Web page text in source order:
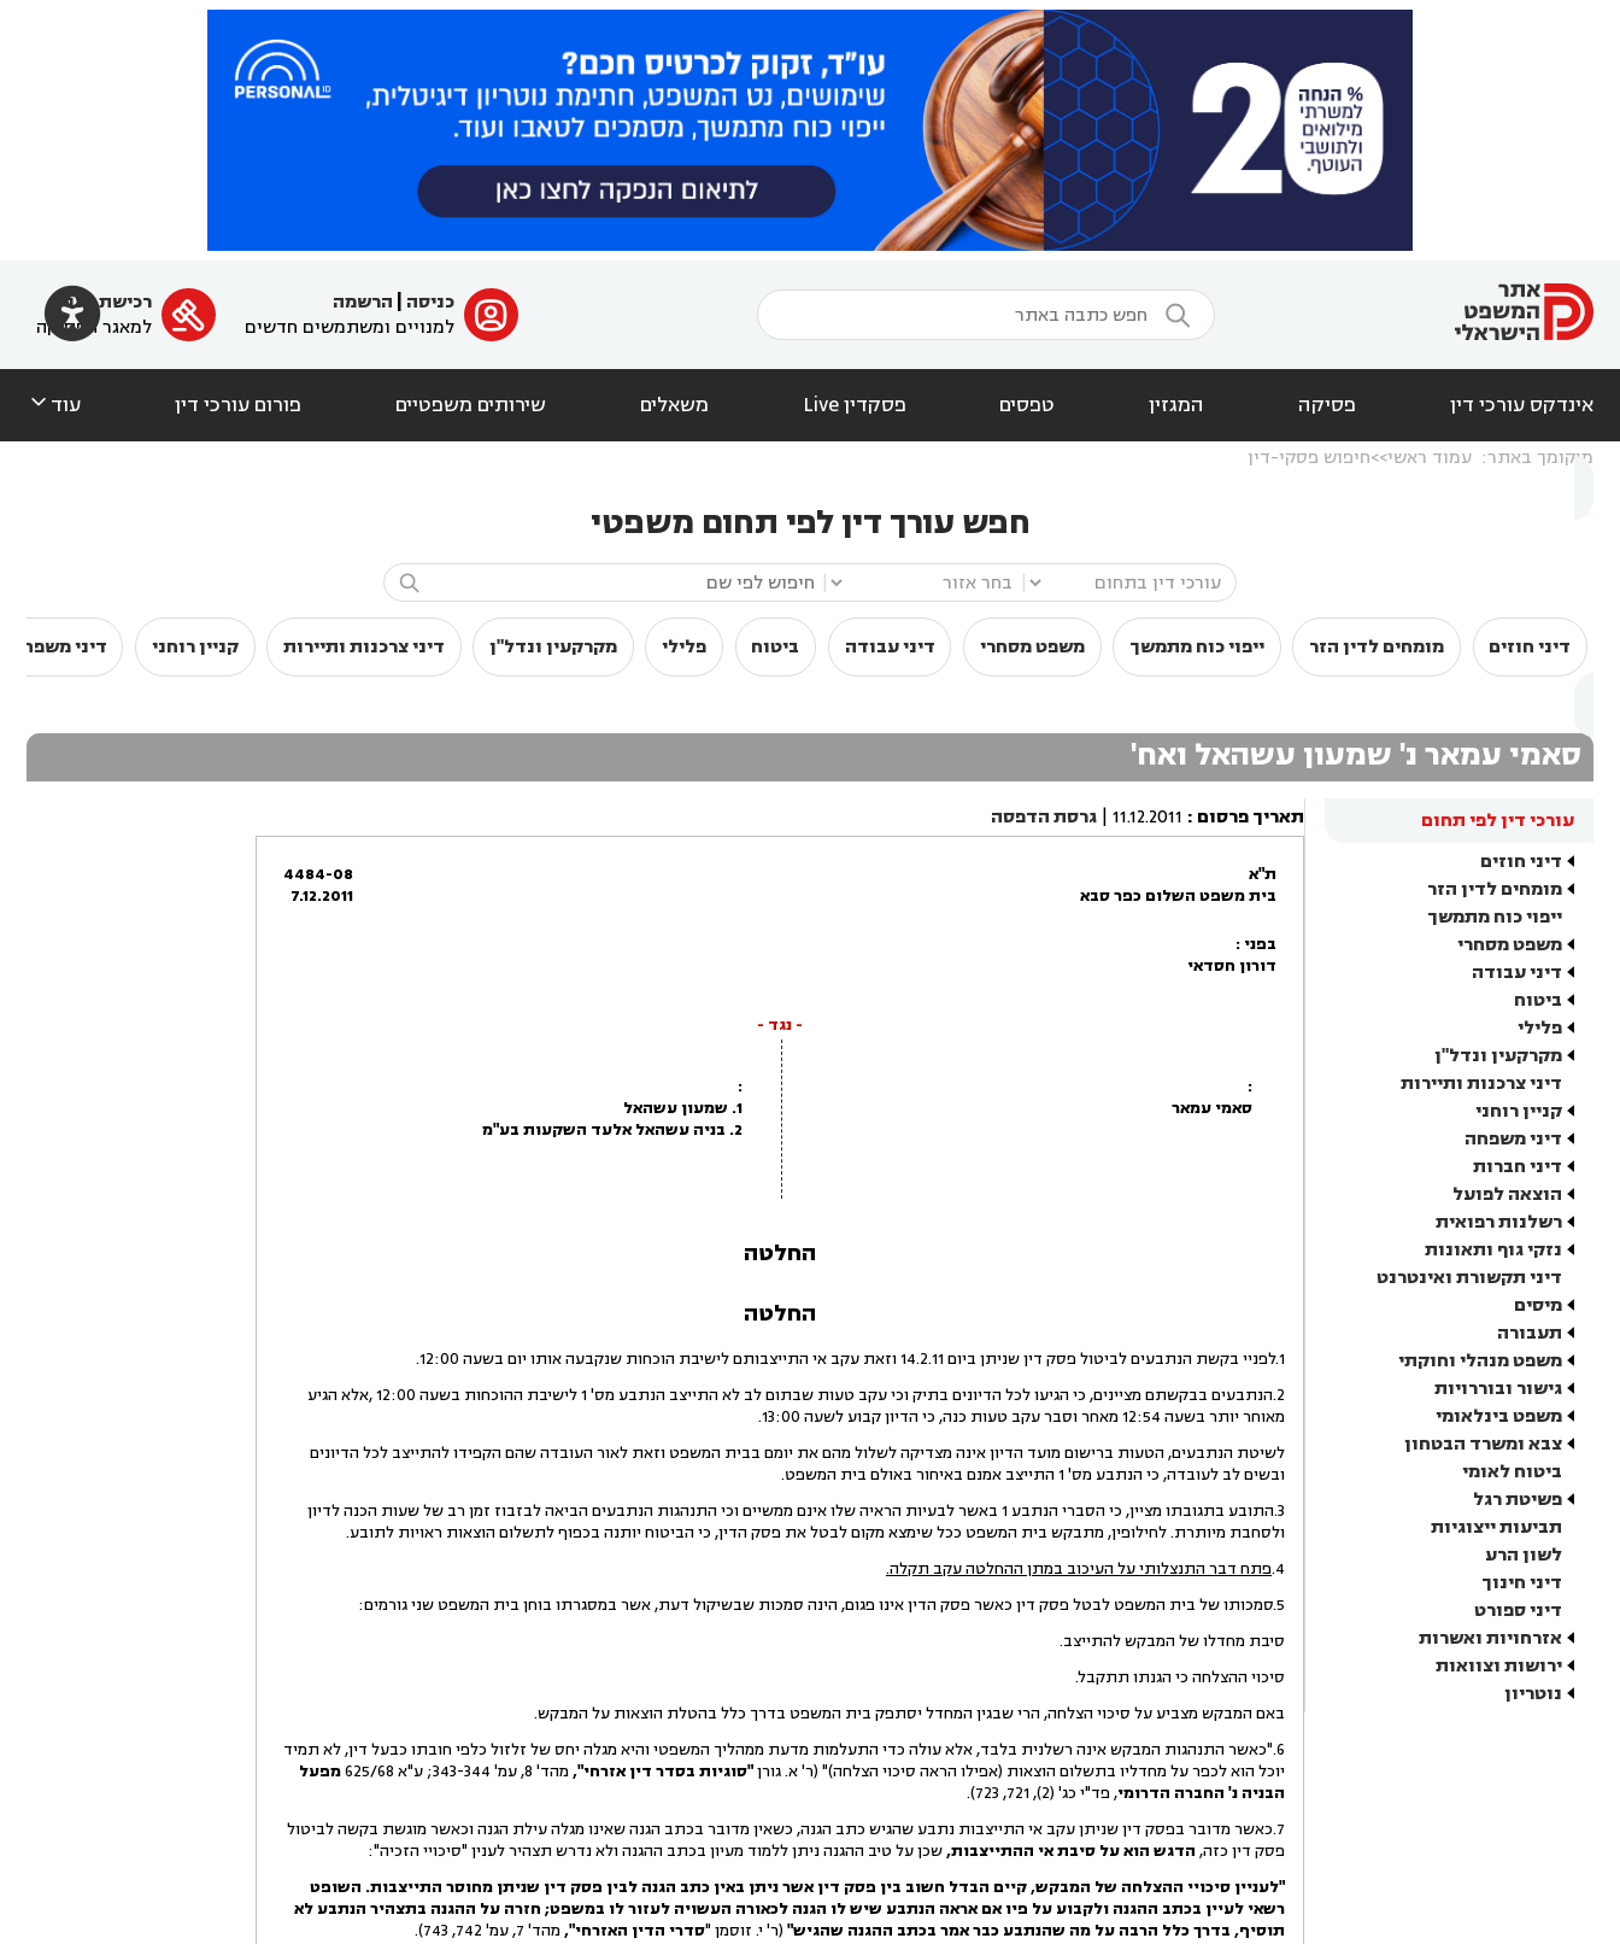
  ﱐ כניסה
הרשמה
למנויים ומשתמשים חדשים

רכישת מנוי
למאגר הפסיקה
אינדקס עורכי דין פסיקה המגזין טפסים פסקדין Live משאלים שירותים משפטיים פורום עורכי דין עוד 
מיקומך באתר: עמוד ראשי חיפוש פסקי-דין
חפש עורך דין לפי תחום משפטי

דיני חוזים מומחים לדין הזר ייפוי כוח מתמשך משפט מסחרי דיני עבודה ביטוח פלילי מקרקעין ונדל"ן דיני צרכנות ותיירות קניין רוחני דיני משפחה
סאמי עמאר נ' שמעון עשהאל ואח'
עורכי דין לפי תחום
דיני חוזים
מומחים לדין הזר
ייפוי כוח מתמשך
משפט מסחרי
דיני עבודה
ביטוח
פלילי
מקרקעין ונדל"ן
דיני צרכנות ותיירות
קניין רוחני
דיני משפחה
דיני חברות
הוצאה לפועל
רשלנות רפואית
נזקי גוף ותאונות
דיני תקשורת ואינטרנט
מיסים
תעבורה
משפט מנהלי וחוקתי
גישור ובוררויות
משפט בינלאומי
צבא ומשרד הבטחון
ביטוח לאומי
פשיטת רגל
תביעות ייצוגיות
לשון הרע
דיני חינוך
דיני ספורט
אזרחויות ואשרות
ירושות וצוואות
נוטריון
תאריך פרסום :
11.12.2011
| גרסת הדפסה
ת"א
בית משפט השלום כפר סבא
4484-08
7.12.2011
בפני :
דורון חסדאי
- נגד -
:
סאמי עמאר
:
1. שמעון עשהאל
2. בניה עשהאל אלעד השקעות בע"מ
החלטה
החלטה
1.לפניי בקשת הנתבעים לביטול פסק דין שניתן ביום 14.2.11 וזאת עקב אי התייצבותם לישיבת הוכחות שנקבעה אותו יום בשעה 12:00.
2.הנתבעים בבקשתם מציינים, כי הגיעו לכל הדיונים בתיק וכי עקב טעות שבתום לב לא התייצב הנתבע מס' 1 לישיבת ההוכחות בשעה 12:00 ,אלא הגיע
מאוחר יותר בשעה 12:54 מאחר וסבר עקב טעות כנה, כי הדיון קבוע לשעה 13:00.
לשיטת הנתבעים, הטעות ברישום מועד הדיון אינה מצדיקה לשלול מהם את יומם בבית המשפט וזאת לאור העובדה שהם הקפידו להתייצב לכל הדיונים
ובשים לב לעובדה, כי הנתבע מס' 1 התייצב אמנם באיחור באולם בית המשפט.
3.התובע בתגובתו מציין, כי הסברי הנתבע 1 באשר לבעיות הראיה שלו אינם ממשיים וכי התנהגות הנתבעים הביאה לבזבוז זמן רב של שעות הכנה לדיון
ולסחבת מיותרת. לחילופין, מתבקש בית המשפט ככל שימצא מקום לבטל את פסק הדין, כי הביטוח יותנה בכפוף לתשלום הוצאות ראויות לתובע.
4. פתח דבר התנצלותי על העיכוב במתן ההחלטה עקב תקלה.
5.סמכותו של בית המשפט לבטל פסק דין כאשר פסק הדין אינו פגום, הינה סמכות שבשיקול דעת, אשר במסגרתו בוחן בית המשפט שני גורמים:
סיבת מחדלו של המבקש להתייצב.
סיכוי ההצלחה כי הגנתו תתקבל.
באם המבקש מצביע על סיכוי הצלחה, הרי שבגין המחדל יסתפק בית המשפט בדרך כלל בהטלת הוצאות על המבקש.
6."כאשר התנהגות המבקש אינה רשלנית בלבד, אלא עולה כדי התעלמות מדעת ממהליך המשפטי והיא מגלה יחס של זלזול כלפי חובתו כבעל דין, לא תמיד
יוכל הוא לכפר על מחדליו בתשלום הוצאות (אפילו הראה סיכוי הצלחה)" (ר' א. גורן"סוגיות בסדר דין אזרחי", מהד' 8, עמ' 343-344; ע"א 625/68
מפעל
הבניה נ' החברה הדרומי, פד"י כג' (2), 721, 723).
7.כאשר מדובר בפסק דין שניתן עקב אי התייצבות נתבע שהגיש כתב הגנה, כשאין מדובר בכתב הגנה שאינו מגלה עילת הגנה וכאשר מוגשת בקשה לביטול
פסק דין כזה, הדגש הוא על סיבת אי ההתייצבות,שכן על טיב ההגנה ניתן ללמוד מעיון בכתב ההגנה ולא נדרש תצהיר לענין "סיכויי הזכיה":
"לעניין סיכויי ההצלחה של המבקש, קיים הבדל חשוב בין פסק דין אשר ניתן באין כתב הגנה לבין פסק דין שניתן מחוסר התייצבות. השופט
רשאי לעיין בכתב ההגנה ולקבוע על פיו אם אראה הנתבע שיש לו הגנה לכאורה העשויה לעזור לו במשפט; חזרה על ההגנה בתצהיר הנתבע לא
תוסיף, בדרך כלל הרבה על מה שהנתבע כבר אמר בכתב ההגנה שהגיש" (ר' י. זוסמן "סדרי הדין האזרחי", מהד' 7, עמ' 742, 743).